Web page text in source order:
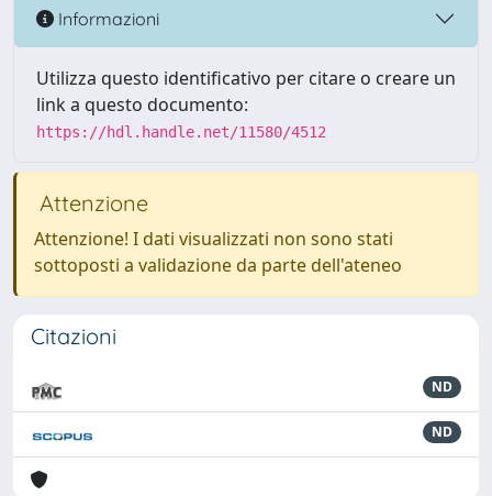
Informazioni
Utilizza questo identificativo per citare o creare un
link a questo documento:
https://hdl.handle.net/11580/4512
Attenzione
Attenzione! I dati visualizzati non sono stati
sottoposti a validazione da parte dell'ateneo
Citazioni
ND
ND